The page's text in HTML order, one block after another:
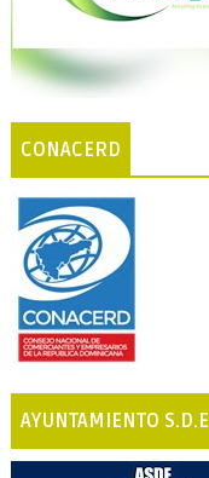
CONACERD
AYUNTAMIENTO S.D.E